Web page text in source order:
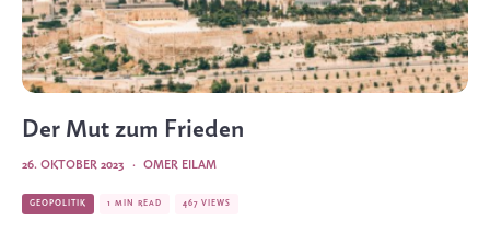
Der Mut zum Frieden
OMER EILAM
·
26. OKTOBER 2023
GEOPOLITIK 1 MIN READ 467 VIEWS